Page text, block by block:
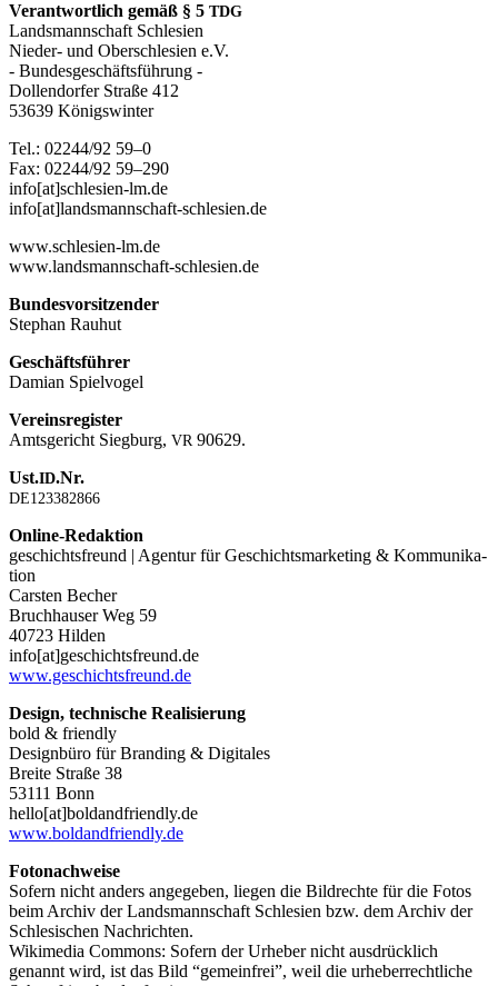
Ver­ant­wort­lich gemäß § 5 TDG
Lands­mann­schaft Schle­si­en
Nie­der- und Ober­schle­si­en e.V.
- Bun­des­ge­schäfts­füh­rung -
Dol­len­dor­fer Stra­ße 412
53639 Königs­win­ter
Tel.: 02244/92 59–0
Fax: 02244/92 59–290
info[at]schlesien-lm.de
info[at]landsmannschaft-schlesien.de
www.schlesien-lm.de
www.landsmannschaft-schlesien.de
Bun­des­vor­sit­zen­der
Ste­phan Rauhut
Geschäfts­füh­rer
Dami­an Spielvogel
Ver­eins­re­gis­ter
Amts­ge­richt Sieg­burg, VR 90629.
Ust.ID.Nr.
DE123382866
Online-Redak­ti­on
geschichts­freund | Agen­tur für Geschichts­mar­ke­ting & Kom­mu­ni­ka­
ti­on
Cars­ten Becher
Bruch­hau­ser Weg 59
40723 Hil­den
info[at]geschichtsfreund.de
www.geschichtsfreund.de
Design, tech­ni­sche Rea­li­sie­rung
bold & fri­end­ly
Design­bü­ro für Bran­ding & Digi­ta­les
Brei­te Stra­ße 38
53111 Bonn
hello[at]boldandfriendly.de
www.boldandfriendly.de
Foto­nach­wei­se
Sofern nicht anders ange­ge­ben, lie­gen die Bild­rech­te für die Fotos
beim Archiv der Lands­mann­schaft Schle­si­en bzw. dem Archiv der
Schle­si­schen Nach­rich­ten.
Wiki­me­dia Com­mons: Sofern der Urhe­ber nicht aus­drück­lich
genannt wird, ist das Bild “gemein­frei”, weil die urhe­ber­recht­li­che